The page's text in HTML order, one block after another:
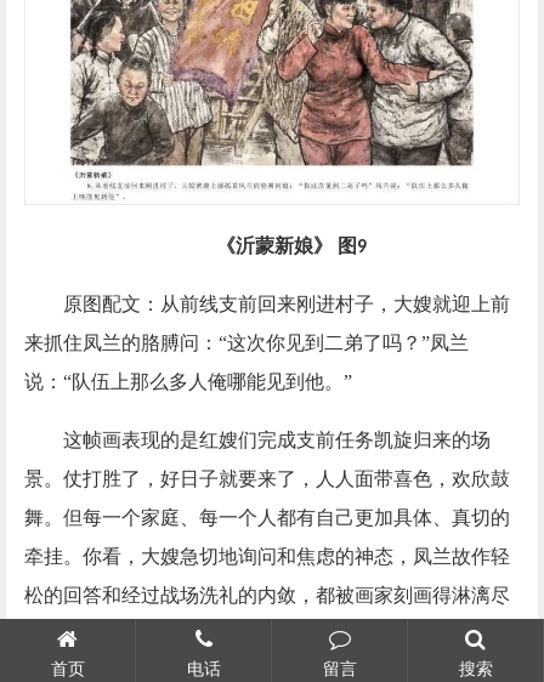
《沂蒙新娘》 图9
原图配文：从前线支前回来刚进村子，大嫂就迎上前
来抓住凤兰的胳膊问： “这次你见到二弟了吗？”凤兰
说：“队伍上那么多人俺哪能见到他。”
这帧画表现的是红嫂们完成支前任务凯旋归来的场
景。仗打胜了，好日子就要来了，人人面带喜色，欢欣鼓
舞。但每一个家庭、每一个人都有自己更加具体、真切的
牵挂。你看，大嫂急切地询问和焦虑的神态，凤兰故作轻
松的回答和经过战场洗礼的内敛，都被画家刻画得淋漓尽
致。
首页 电话 留言 搜索